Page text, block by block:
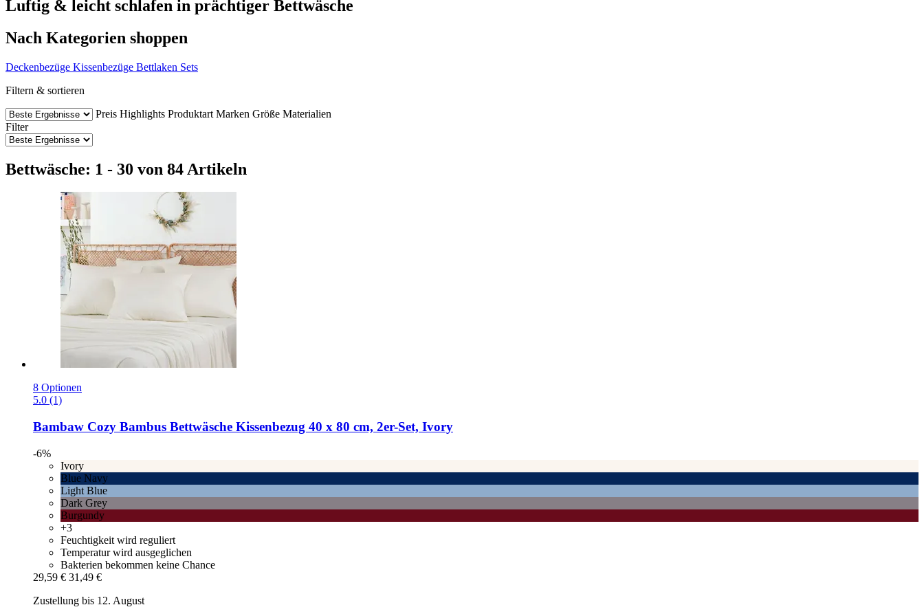
Luftig & leicht schlafen in prächtiger Bettwäsche
Nach Kategorien shoppen
Deckenbezüge Kissenbezüge Bettlaken Sets
Filtern & sortieren
Preis Highlights Produktart Marken Größe Materialien
Filter
Bettwäsche: 1 - 30 von 84 Artikeln
8 Optionen
5.0 (1)
Bambaw Cozy Bambus Bettwäsche Kissenbezug 40 x 80 cm, 2er-​Set, Ivory
-6%
Ivory
Blue Navy
Light Blue
Dark Grey
Burgundy
+3
Feuchtigkeit wird reguliert
Temperatur wird ausgeglichen
Bakterien bekommen keine Chance
29,59 € 31,49 €
Zustellung bis 12. August